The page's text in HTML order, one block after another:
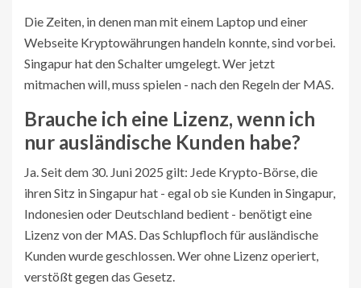
Die Zeiten, in denen man mit einem Laptop und einer
Webseite Kryptowährungen handeln konnte, sind vorbei.
Singapur hat den Schalter umgelegt. Wer jetzt
mitmachen will, muss spielen - nach den Regeln der MAS.
Brauche ich eine Lizenz, wenn ich
nur ausländische Kunden habe?
Ja. Seit dem 30. Juni 2025 gilt: Jede Krypto-Börse, die
ihren Sitz in Singapur hat - egal ob sie Kunden in Singapur,
Indonesien oder Deutschland bedient - benötigt eine
Lizenz von der MAS. Das Schlupfloch für ausländische
Kunden wurde geschlossen. Wer ohne Lizenz operiert,
verstößt gegen das Gesetz.